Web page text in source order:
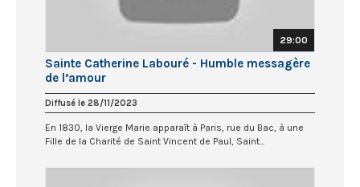
29:00
Sainte Catherine Labouré - Humble messagère
de l’amour
Diffusé le 28/11/2023
En 1830, la Vierge Marie apparaît à Paris, rue du Bac, à une
Fille de la Charité de Saint Vincent de Paul, Saint...